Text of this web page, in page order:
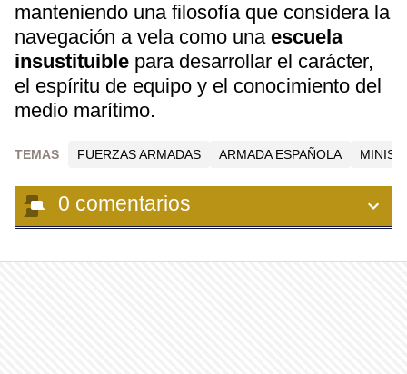
manteniendo una filosofía que considera la
navegación a vela como una escuela
insustituible para desarrollar el carácter,
el espíritu de equipo y el conocimiento del
medio marítimo.
TEMAS FUERZAS ARMADAS ARMADA ESPAÑOLA
0 comentarios